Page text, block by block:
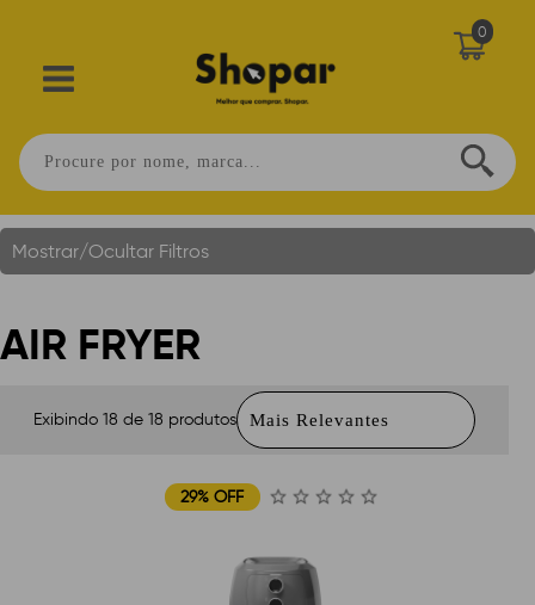
0
Mostrar/Ocultar Filtros
AIR FRYER
Exibindo 18 de 18 produtos
29% OFF